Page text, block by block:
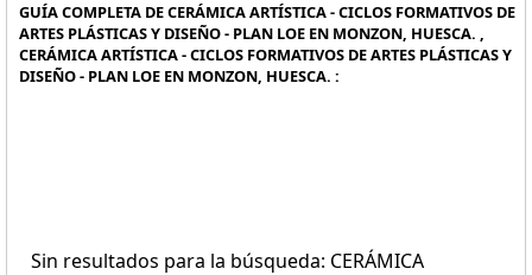
GUÍA COMPLETA DE CERÁMICA ARTÍSTICA - CICLOS FORMATIVOS DE
ARTES PLÁSTICAS Y DISEÑO - PLAN LOE EN MONZON, HUESCA. ,
CERÁMICA ARTÍSTICA - CICLOS FORMATIVOS DE ARTES PLÁSTICAS Y
DISEÑO - PLAN LOE EN MONZON, HUESCA. :
Sin resultados para la búsqueda: CERÁMICA